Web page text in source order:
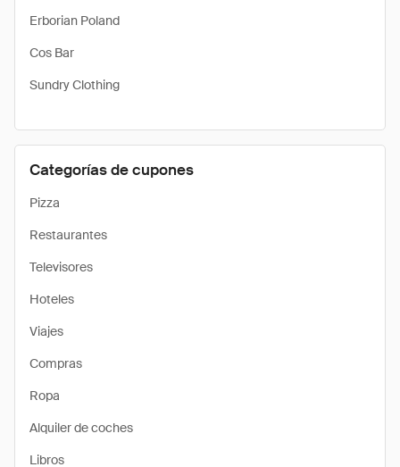
Erborian Poland
Cos Bar
Sundry Clothing
Categorías de cupones
Pizza
Restaurantes
Televisores
Hoteles
Viajes
Compras
Ropa
Alquiler de coches
Libros